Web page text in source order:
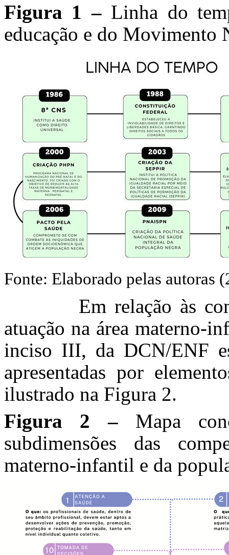
Figura 1 – Linha do
educação e do Movimento
Fonte: Elaborado pelas autoras
Em relação às
atuação na área materno-
inciso III, da DCN/ENF
apresentadas por
ilustrado na Figura 2.
Figura 2 – Mapa
subdimensões das
materno-infantil e da